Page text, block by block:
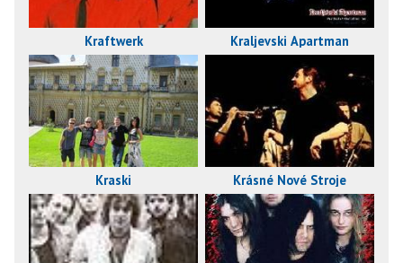
Kraftwerk Kraljevski Apartman
Kraski Krásné Nové Stroje